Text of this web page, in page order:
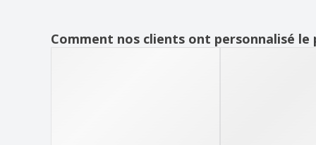
Comment nos clients ont personnalisé